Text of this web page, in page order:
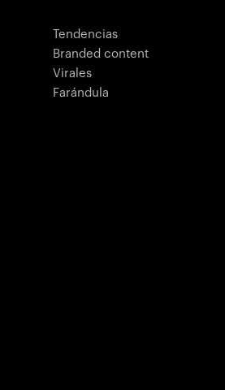
Tendencias
Branded content
Virales
Farándula